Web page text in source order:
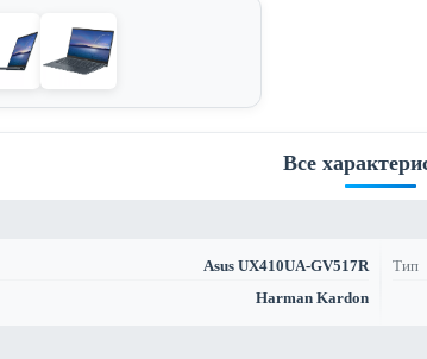
Все
Asus UX410UA-GV517R Тип
Harman Kardon